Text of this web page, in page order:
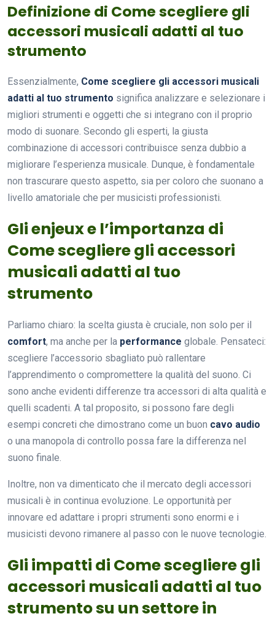
Definizione di Come scegliere gli
accessori musicali adatti al tuo
strumento
Essenzialmente, Come scegliere gli accessori musicali
adatti al tuo strumento significa analizzare e selezionare i
migliori strumenti e oggetti che si integrano con il proprio
modo di suonare. Secondo gli esperti, la giusta
combinazione di accessori contribuisce senza dubbio a
migliorare l’esperienza musicale. Dunque, è fondamentale
non trascurare questo aspetto, sia per coloro che suonano a
livello amatoriale che per musicisti professionisti.
Gli enjeux e l’importanza di
Come scegliere gli accessori
musicali adatti al tuo
strumento
Parliamo chiaro: la scelta giusta è cruciale, non solo per il
comfort, ma anche per la performance globale. Pensateci:
scegliere l’accessorio sbagliato può rallentare
l’apprendimento o compromettere la qualità del suono. Ci
sono anche evidenti differenze tra accessori di alta qualità e
quelli scadenti. A tal proposito, si possono fare degli
esempi concreti che dimostrano come un buon cavo audio
o una manopola di controllo possa fare la differenza nel
suono finale.
Inoltre, non va dimenticato che il mercato degli accessori
musicali è in continua evoluzione. Le opportunità per
innovare ed adattare i propri strumenti sono enormi e i
musicisti devono rimanere al passo con le nuove tecnologie.
Gli impatti di Come scegliere gli
accessori musicali adatti al tuo
strumento su un settore in